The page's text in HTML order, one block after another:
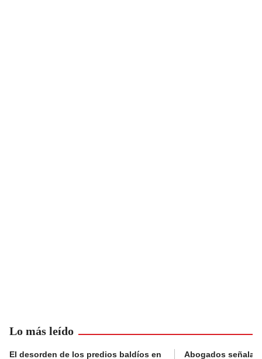
Lo más leído
El desorden de los predios baldíos en
Abogados